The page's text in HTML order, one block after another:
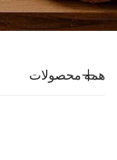
همه محصولات